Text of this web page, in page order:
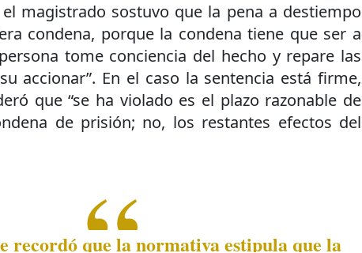
el magistrado sostuvo que la pena a destiempo
condena, porque la condena tiene que ser a
tome conciencia del hecho y repare las
accionar”. En el caso la sentencia está firme,
que “se ha violado es el plazo razonable de
de prisión; no, los restantes efectos del
recordó que la normativa estipula que la